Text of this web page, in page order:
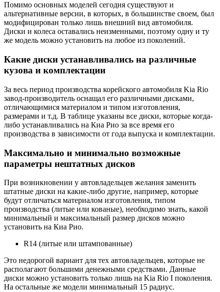
Помимо основных моделей сегодня существуют и
альтернативные версии, в которых, в большинстве своем, был
модифицирован только лишь внешний вид автомобиля.
Диски и колеса оставались неизменными, поэтому одну и ту
же модель можно установить на любое из поколений.
Какие диски устанавливались на различные
кузова и комплектации
За весь период производства корейского автомобиля Kia Rio
завод-производитель оснащал его различными дисками,
отличающимися материалом и типом изготовления,
размерами и т.д. В таблице указаны все диски, которые когда-
либо устанавливались на Киа Рио за все время его
производства в зависимости от года выпуска и комплектации.
Максимально и минимально возможные
параметры нештатных дисков
При возникновении у автовладельцев желания заменить
штатные диски на какие-либо другие, например, которые
будут отличаться материалом изготовления, типом
производства (литые или кованые), необходимо знать, какой
минимальный и максимальный размер дисков можно
установить на Киа Рио.
R14 (литые или штампованные)
Это недорогой вариант для тех автовладельцев, которые не
располагают большими денежными средствами. Данные
диски можно установить только лишь на Kia Rio I поколения.
На остальные же модели минимальный 15 радиус.